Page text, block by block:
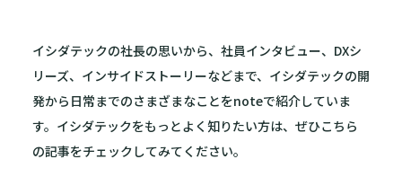
イシダテックの社長の思いから、社員インタビュー、DXシ
リーズ、インサイドストーリーなどまで、イシダテックの開
発から日常までのさまざまなことをnoteで紹介していま
す。イシダテックをもっとよく知りたい方は、ぜひこちら
の記事をチェックしてみてください。